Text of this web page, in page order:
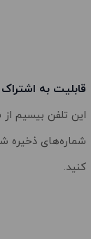
قابلیت به
این تلفن بیسیم از
شماره‌های ذخیره
کنید.